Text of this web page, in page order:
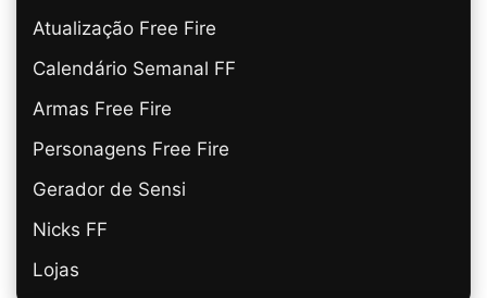
Atualização Free Fire
Calendário Semanal FF
Armas Free Fire
Personagens Free Fire
Gerador de Sensi
Nicks FF
Lojas